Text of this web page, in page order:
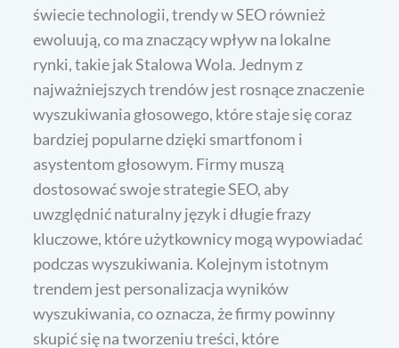
świecie technologii, trendy w SEO również
ewoluują, co ma znaczący wpływ na lokalne
rynki, takie jak Stalowa Wola. Jednym z
najważniejszych trendów jest rosnące znaczenie
wyszukiwania głosowego, które staje się coraz
bardziej popularne dzięki smartfonom i
asystentom głosowym. Firmy muszą
dostosować swoje strategie SEO, aby
uwzględnić naturalny język i długie frazy
kluczowe, które użytkownicy mogą wypowiadać
podczas wyszukiwania. Kolejnym istotnym
trendem jest personalizacja wyników
wyszukiwania, co oznacza, że firmy powinny
skupić się na tworzeniu treści, które